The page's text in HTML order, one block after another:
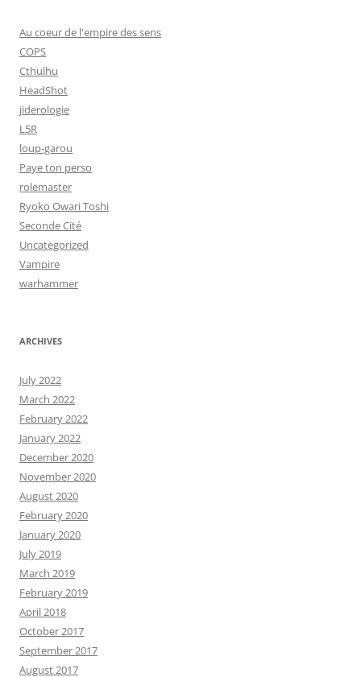
Au coeur de l'empire des sens
COPS
Cthulhu
HeadShot
jiderologie
L5R
loup-garou
Paye ton perso
rolemaster
Ryoko Owari Toshi
Seconde Cité
Uncategorized
Vampire
warhammer
ARCHIVES
July 2022
March 2022
February 2022
January 2022
December 2020
November 2020
August 2020
February 2020
January 2020
July 2019
March 2019
February 2019
April 2018
October 2017
September 2017
August 2017